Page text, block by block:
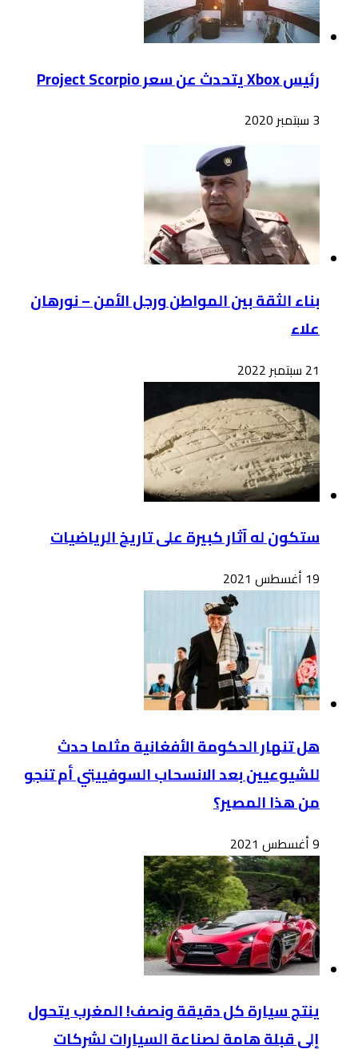
رئيس Xbox يتحدث عن سعر Project Scorpio
3 سبتمبر 2020
بناء الثقة بين المواطن ورجل الأمن – نورهان
علاء
21 سبتمبر 2022
ستكون له آثار كبيرة على تاريخ الرياضيات
19 أغسطس 2021
هل تنهار الحكومة الأفغانية مثلما حدث
للشيوعيين بعد الانسحاب السوفييتي أم تنجو
من هذا المصير؟
9 أغسطس 2021
ينتج سيارة كل دقيقة ونصف! المغرب يتحول
إلى قبلة هامة لصناعة السيارات لشركات